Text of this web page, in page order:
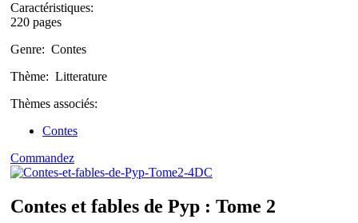
Caractéristiques:
220 pages
Genre: Contes
Thème: Litterature
Thèmes associés:
Contes
Commandez
Contes et fables de Pyp : Tome 2